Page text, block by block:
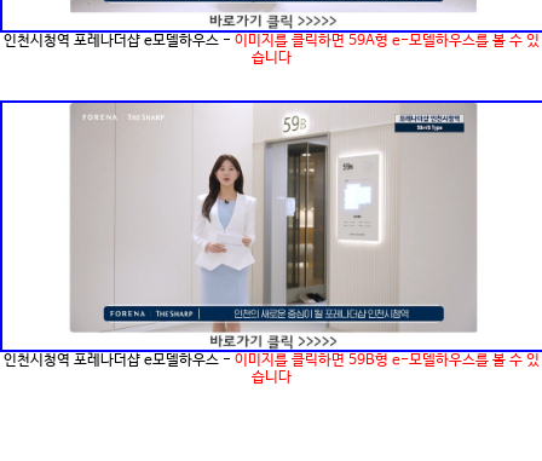
인천시청역 포레나더샵 e모델하우스 - 이미지를 클릭하면 59A형 e-모델하우스를 볼 수 있
습니다
인천시청역 포레나더샵 e모델하우스 - 이미지를 클릭하면 59B형 e-모델하우스를 볼 수 있
습니다